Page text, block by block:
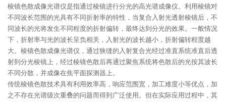
棱镜色散成像光谱仪是指通过棱镜进行分光的高光谱成像仪。利用棱镜对
不同波长范围的光具有不同折射率的特性，当复合入射光透射棱镜后，不
同波长的光将发生不同程度的折射偏转，最终达到分光的效果。一般情况
下，折射率与光的波长呈负相关，入射光的波长越小，折射偏转程度越
大。棱镜色散成像光谱仪，通过狭缝的入射复合光经过准直系统准直后透
射到分光棱镜上，经过棱镜色散后再通过聚焦系统将色散后的光按其波长
不同分散，并成像在焦平面探测器上。
传统棱镜色散技术具有利用效率高，响应范围宽，加工难度小等优点，加
之不存在光谱级次重叠的问题而得到广泛使用。但在实际应用过程中，其